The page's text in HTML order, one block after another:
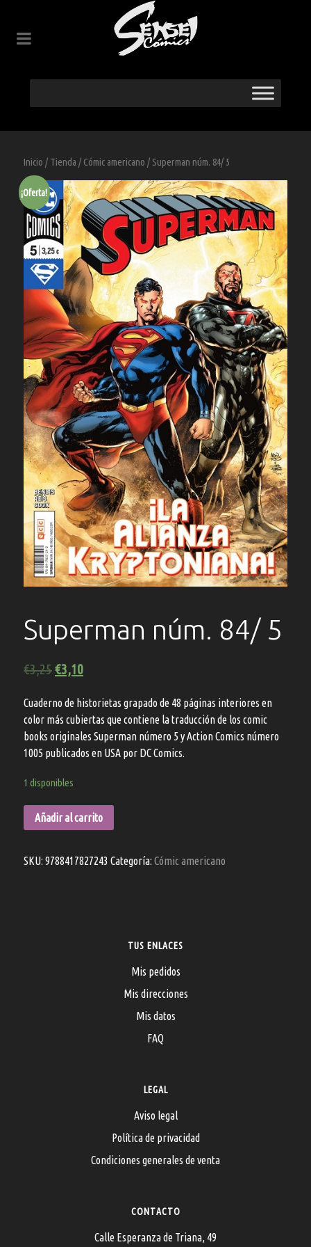
Inicio / Tienda / Cómic americano / Superman núm. 84/ 5
¡Oferta!
Superman núm. 84/ 5
€3,25€3,10
Cuaderno de historietas grapado de 48 páginas interiores en
color más cubiertas que contiene la traducción de los comic
books originales Superman número 5 y Action Comics número
1005 publicados en USA por DC Comics.
1 disponibles
Añadir al carrito
SKU: 9788417827243 Categoría: Cómic americano
TUS ENLACES
Mis pedidos
Mis direcciones
Mis datos
FAQ
LEGAL
Aviso legal
Política de privacidad
Condiciones generales de venta
CONTACTO
Calle Esperanza de Triana, 49